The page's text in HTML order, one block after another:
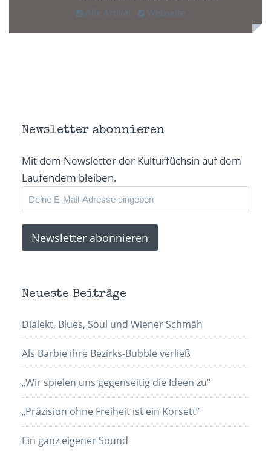
Alle Artikel Webseite
Newsletter abonnieren
Mit dem Newsletter der Kulturfüchsin auf dem
Laufendem bleiben.
Neueste Beiträge
Dialekt, Blues, Soul und Wiener Schmäh
Als Barbie ihre Bezirks-Bubble verließ
„Wir spielen uns gegenseitig die Ideen zu“
„Präzision ohne Freiheit ist ein Korsett”
Ein ganz eigener Sound